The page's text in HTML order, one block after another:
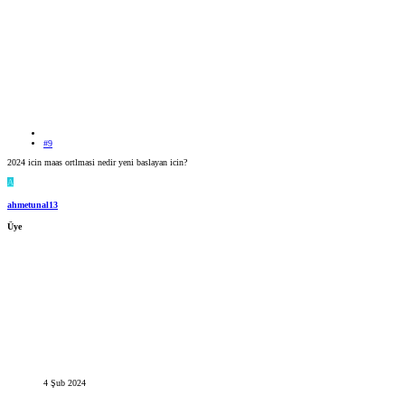
#9
2024 icin maas ortlmasi nedir yeni baslayan icin?
A
ahmetunal13
Üye
4 Şub 2024